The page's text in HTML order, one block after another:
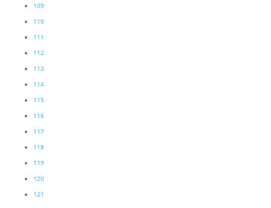
109
110
111
112
113
114
115
116
117
118
119
120
121